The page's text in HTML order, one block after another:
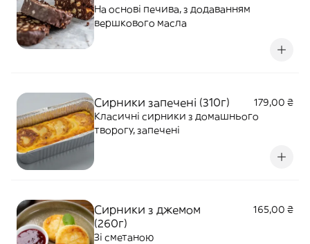
На основі печива, з додаванням
вершкового масла
Сирники запечені (310г)
179,00 ₴
Класичні сирники з домашнього
творогу, запечені
Сирники з джемом
(260г)
165,00 ₴
Зі сметаною